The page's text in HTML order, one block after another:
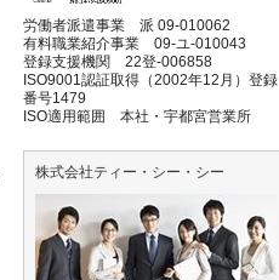
労働者派遣事業 派 09-010062
有料職業紹介事業 09-ユ-010043
登録支援機関 22登-006858
ISO9001認証取得（2002年12月）登録
番号1479
ISO適用範囲 本社・宇都宮営業所
株式会社ティー・シー・シー